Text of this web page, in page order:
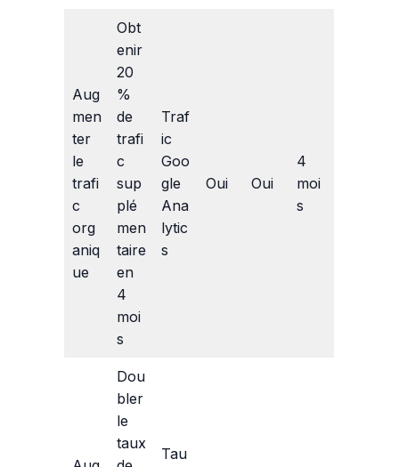
Aug
men
ter
le
trafi
c
org
aniq
ue
Obt
enir
20
%
de
trafi
c
sup
plé
men
taire
en
4
moi
s
Traf
ic
Goo
gle
Ana
lytic
s
Oui Oui
4
moi
s
Dou
bler
le
taux
Tau